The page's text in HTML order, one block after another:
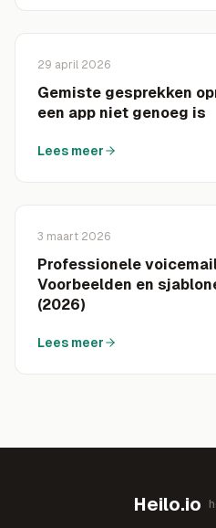
29 april 2026
Gemiste gesprekken
een app niet genoeg is
Lees meer
3 maart 2026
Professionele
Voorbeelden en
(2026)
Lees meer
Heilo.io